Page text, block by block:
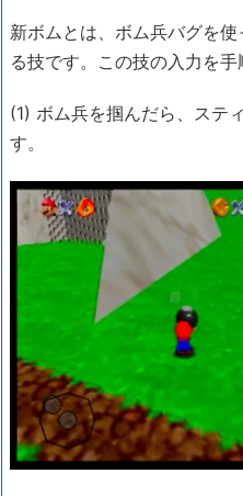
新ボムとは、ボム兵バグを
る技です。この技の入力を手
(1) ボム兵を掴んだら、ステ
す。